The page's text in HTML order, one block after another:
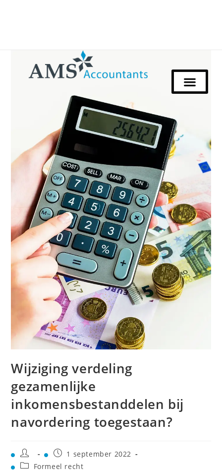
Wijziging verdeling
gezamenlijke
inkomensbestanddelen bij
navordering toegestaan?
1 september 2022
Formeel recht